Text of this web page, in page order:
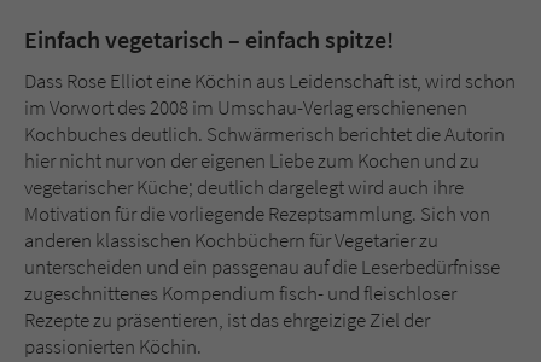
Einfach vegetarisch – einfach spitze!
Dass Rose Elliot eine Köchin aus Leidenschaft ist, wird schon
im Vorwort des 2008 im Umschau-Verlag erschienenen
Kochbuches deutlich. Schwärmerisch berichtet die Autorin
hier nicht nur von der eigenen Liebe zum Kochen und zu
vegetarischer Küche; deutlich dargelegt wird auch ihre
Motivation für die vorliegende Rezeptsammlung. Sich von
anderen klassischen Kochbüchern für Vegetarier zu
unterscheiden und ein passgenau auf die Leserbedürfnisse
zugeschnittenes Kompendium fisch- und fleischloser
Rezepte zu präsentieren, ist das ehrgeizige Ziel der
passionierten Köchin.